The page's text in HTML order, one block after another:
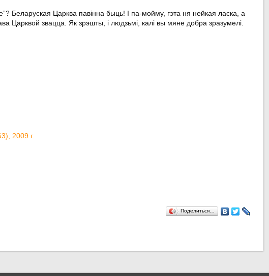
Беларуская Царква павінна быць! І па-мойму, гэта ня нейкая ласка, а
Царквой звацца. Як зрэшты, і людзьмі, калі вы мяне добра зразумелі.
2009 г.
Поделиться…